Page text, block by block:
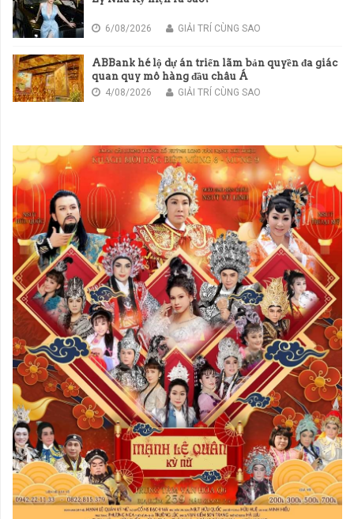
6/08/2026 GIẢI TRÍ CÙNG SAO
ABBank hé lộ dự án triển lãm bản quyền đa giác
quan quy mô hàng đầu châu Á
4/08/2026 GIẢI TRÍ CÙNG SAO